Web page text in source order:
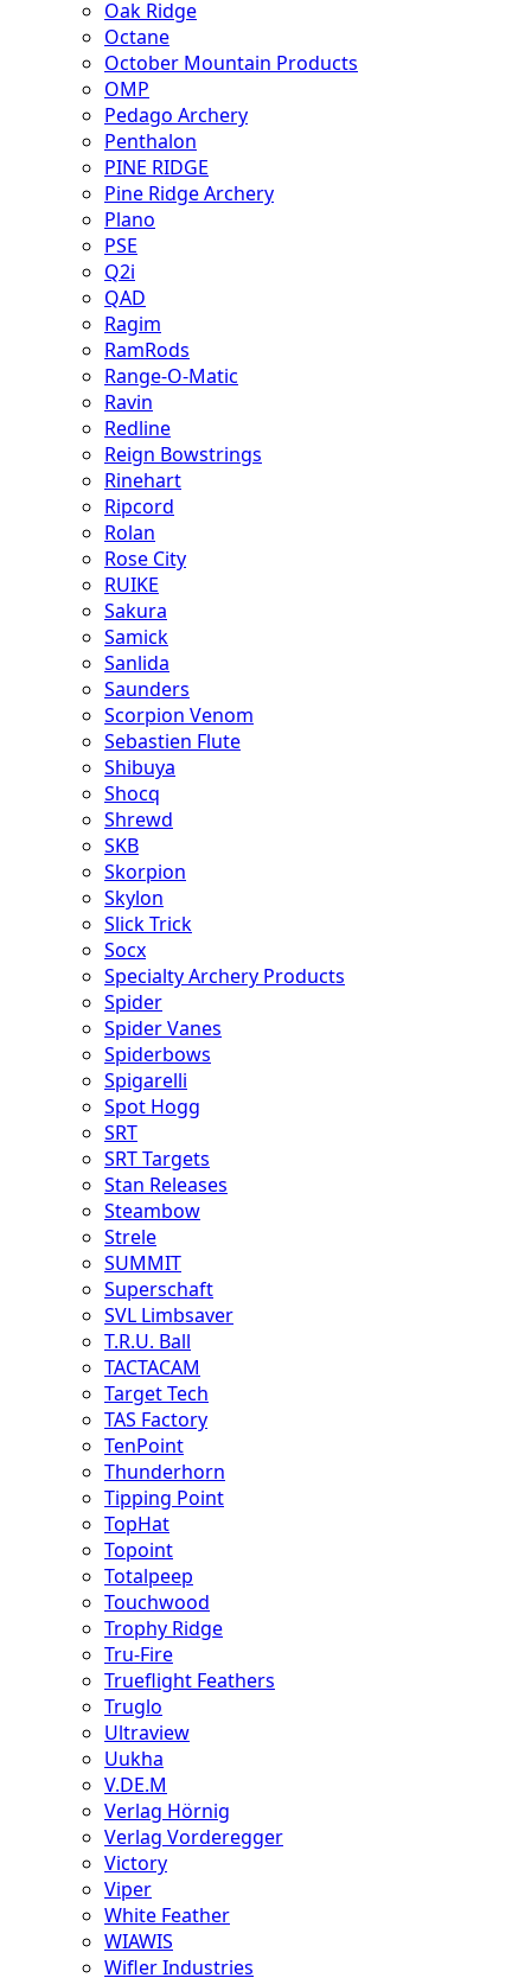
Oak Ridge
Octane
October Mountain Products
OMP
Pedago Archery
Penthalon
PINE RIDGE
Pine Ridge Archery
Plano
PSE
Q2i
QAD
Ragim
RamRods
Range-O-Matic
Ravin
Redline
Reign Bowstrings
Rinehart
Ripcord
Rolan
Rose City
RUIKE
Sakura
Samick
Sanlida
Saunders
Scorpion Venom
Sebastien Flute
Shibuya
Shocq
Shrewd
SKB
Skorpion
Skylon
Slick Trick
Socx
Specialty Archery Products
Spider
Spider Vanes
Spiderbows
Spigarelli
Spot Hogg
SRT
SRT Targets
Stan Releases
Steambow
Strele
SUMMIT
Superschaft
SVL Limbsaver
T.R.U. Ball
TACTACAM
Target Tech
TAS Factory
TenPoint
Thunderhorn
Tipping Point
TopHat
Topoint
Totalpeep
Touchwood
Trophy Ridge
Tru-Fire
Trueflight Feathers
Truglo
Ultraview
Uukha
V.DE.M
Verlag Hörnig
Verlag Vorderegger
Victory
Viper
White Feather
WIAWIS
Wifler Industries